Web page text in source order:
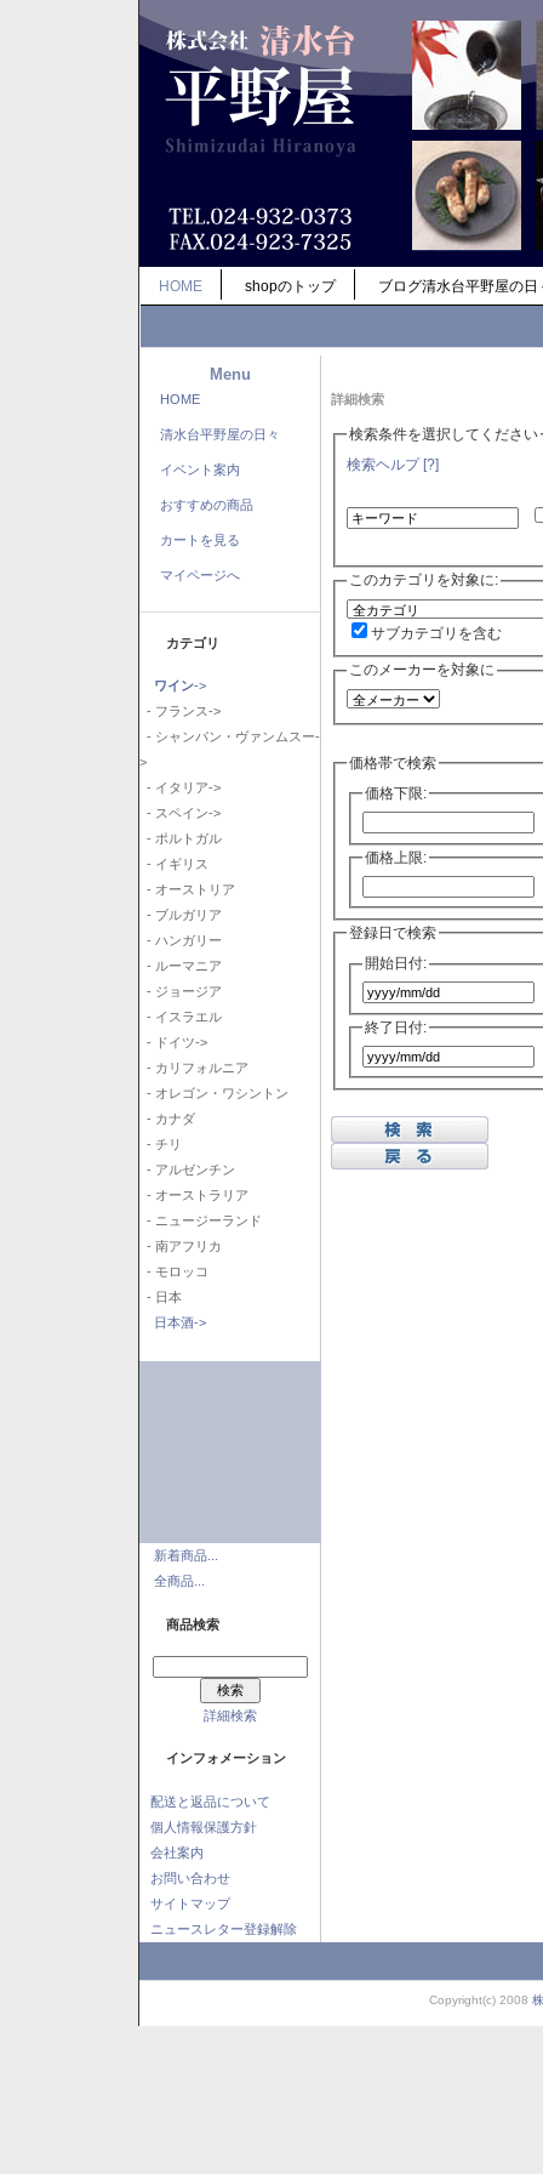
HOME shopのトップ ブログ清水台平野屋の日
Menu
HOME
清水台平野屋の日々
イベント案内
おすすめの商品
カートを見る
マイページへ
カテゴリ
ワイン->
- フランス->
- シャンパン・ヴァンムスー-
>
- イタリア->
- スペイン->
- ポルトガル
- イギリス
- オーストリア
- ブルガリア
- ハンガリー
- ルーマニア
- ジョージア
- イスラエル
- ドイツ->
- カリフォルニア
- オレゴン・ワシントン
- カナダ
- チリ
- アルゼンチン
- オーストラリア
- ニュージーランド
- 南アフリカ
- モロッコ
- 日本
日本酒->
新着商品...
全商品...
商品検索
詳細検索
インフォメーション
配送と返品について
個人情報保護方針
会社案内
お問い合わせ
サイトマップ
ニュースレター登録解除
詳細検索
検索条件を選択してください
検索ヘルプ [?]
このカテゴリを対象に:
サブカテゴリを含む
このメーカーを対象に
価格帯で検索
価格下限:
価格上限:
登録日で検索
開始日付:
終了日付:
Copyright(c) 2008